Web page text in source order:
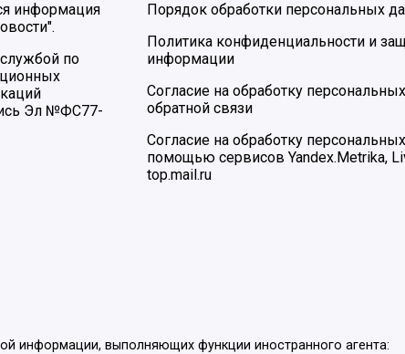
информация
по
Эл №ФС77-
Порядок обработки персональных
Политика конфиденциальности и
информации
Согласие на обработку
обратной связи
Согласие на обработку
помощью сервисов Yandex.Metrika,
top.mail.ru
информации, выполняющих функции иностранного агента: